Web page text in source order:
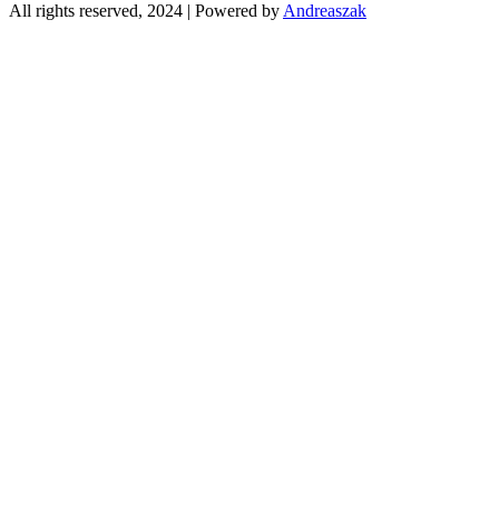
All rights reserved, 2024 | Powered byAndreaszak